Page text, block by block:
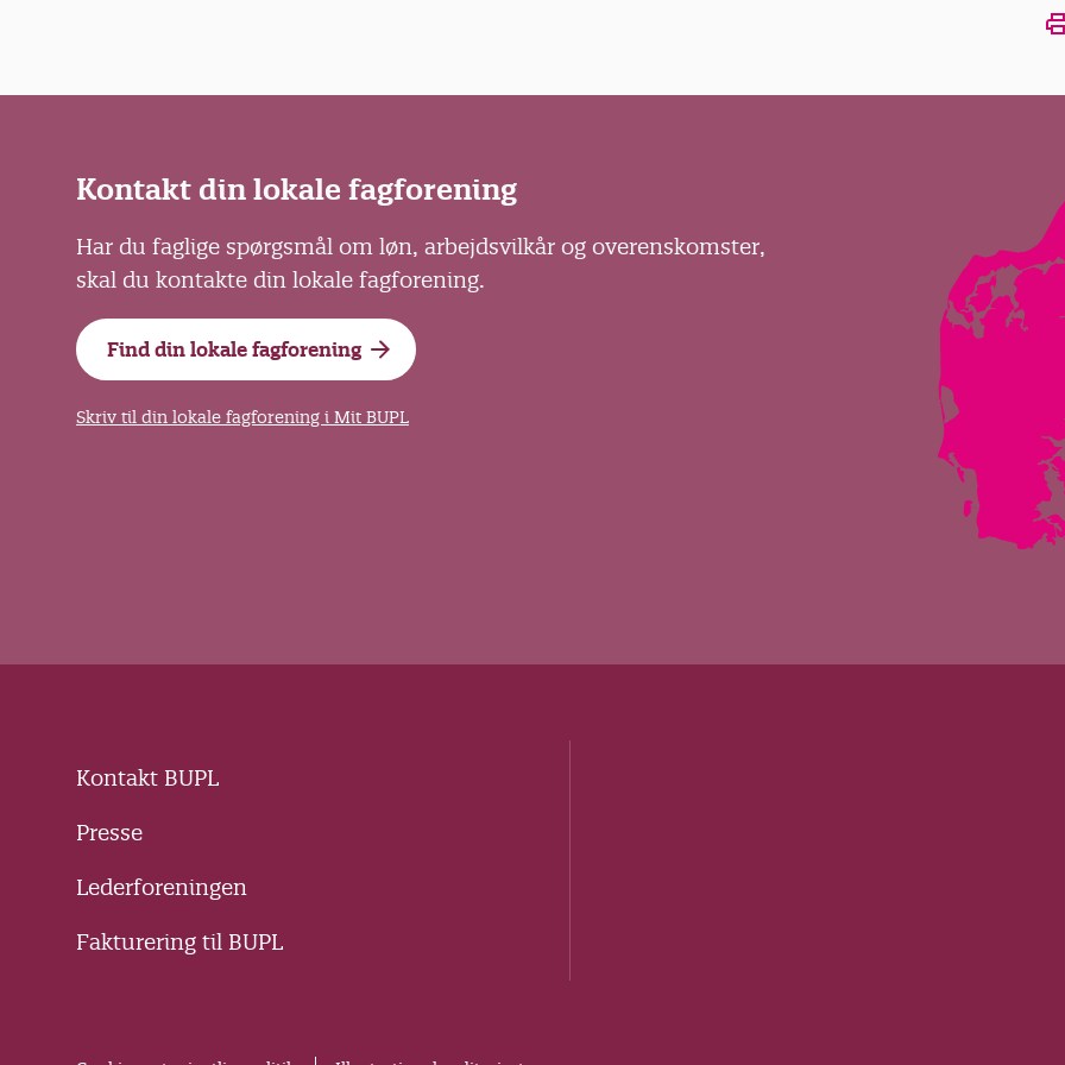
Kontakt din lokale fagforening
Har du faglige spørgsmål om løn, arbejdsvilkår og overenskomster,
skal du kontakte din lokale fagforening.
Find din lokale fagforening
Skriv til din lokale fagforening i Mit BUPL
Kontakt BUPL
Presse
Lederforeningen
Fakturering til BUPL